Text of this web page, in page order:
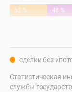
52 % 48 %
сделки без
Статистическая
службы